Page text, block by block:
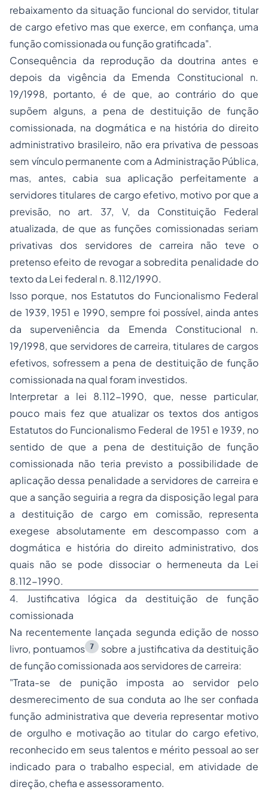
rebaixamento da situação funcional do servidor, titular
de cargo efetivo mas que exerce, em confiança, uma
função comissionada ou função gratificada".
Consequência da reprodução da doutrina antes e
depois da vigência da Emenda Constitucional n.
19/1998, portanto, é de que, ao contrário do que
supõem alguns, a pena de destituição de função
comissionada, na dogmática e na história do direito
administrativo brasileiro, não era privativa de pessoas
sem vínculo permanente com a Administração Pública,
mas, antes, cabia sua aplicação perfeitamente a
servidores titulares de cargo efetivo, motivo por que a
previsão, no art. 37, V, da Constituição Federal
atualizada, de que as funções comissionadas seriam
privativas dos servidores de carreira não teve o
pretenso efeito de revogar a sobredita penalidade do
texto da Lei federal n. 8.112/1990.
Isso porque, nos Estatutos do Funcionalismo Federal
de 1939, 1951 e 1990, sempre foi possível, ainda antes
da superveniência da Emenda Constitucional n.
19/1998, que servidores de carreira, titulares de cargos
efetivos, sofressem a pena de destituição de função
comissionada na qual foram investidos.
Interpretar a lei 8.112-1990, que, nesse particular,
pouco mais fez que atualizar os textos dos antigos
Estatutos do Funcionalismo Federal de 1951 e 1939, no
sentido de que a pena de destituição de função
comissionada não teria previsto a possibilidade de
aplicação dessa penalidade a servidores de carreira e
que a sanção seguiria a regra da disposição legal para
a destituição de cargo em comissão, representa
exegese absolutamente em descompasso com a
dogmática e história do direito administrativo, dos
quais não se pode dissociar o hermeneuta da Lei
8.112-1990.
4. Justificativa lógica da destituição de função
comissionada
Na recentemente lançada segunda edição de nosso
livro, pontuamos 7
sobre a justificativa da destituição
de função comissionada aos servidores de carreira:
"Trata-se de punição imposta ao servidor pelo
desmerecimento de sua conduta ao lhe ser confiada
função administrativa que deveria representar motivo
de orgulho e motivação ao titular do cargo efetivo,
reconhecido em seus talentos e mérito pessoal ao ser
indicado para o trabalho especial, em atividade de
direção, chefia e assessoramento.